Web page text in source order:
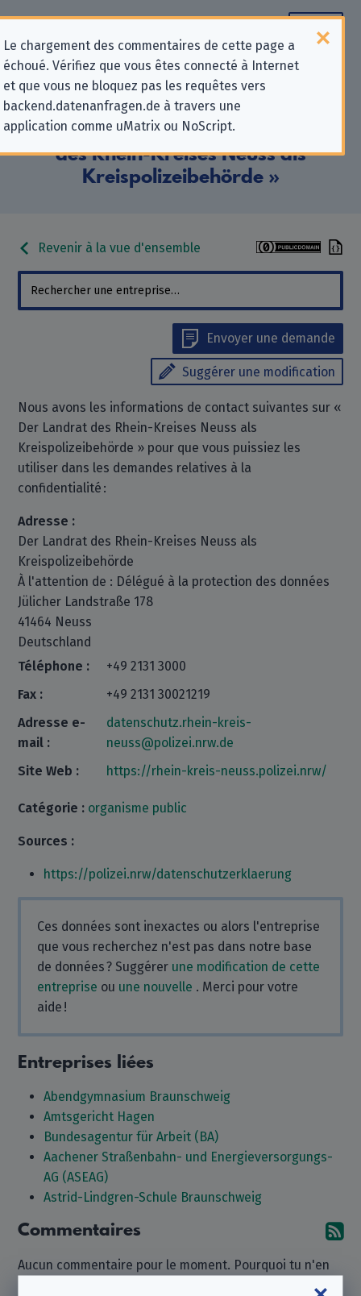
Le chargement des commentaires de cette page a
échoué. Vérifiez que vous êtes connecté à Internet
et que vous ne bloquez pas les requêtes vers
backend.datenanfragen.de à travers une
application comme uMatrix ou NoScript.
Informations de contact pour les
demandes relatives à la protection
de la vie privée pour « Der Landrat
des Rhein-Kreises Neuss als
Kreispolizeibehörde »
Revenir à la vue d'ensemble
Envoyer une demande
Suggérer une modification
Nous avons les informations de contact suivantes sur «
Der Landrat des Rhein-Kreises Neuss als
Kreispolizeibehörde » pour que vous puissiez les
utiliser dans les demandes relatives à la
confidentialité :
Adresse :
Der Landrat des Rhein-Kreises Neuss als
Kreispolizeibehörde
À l'attention de : Délégué à la protection des données
Jülicher Landstraße 178
41464 Neuss
Deutschland
Téléphone :
+49 2131 3000
Fax :
+49 2131 30021219
Adresse e-
mail :
datenschutz.rhein-kreis-
neuss@polizei.nrw.de
Site Web :
https://rhein-kreis-neuss.polizei.nrw/
Catégorie : organisme public
Sources :
https://polizei.nrw/datenschutzerklaerung
Ces données sont inexactes ou alors l'entreprise
que vous recherchez n'est pas dans notre base
de données ? Suggérer une modification de cette
entreprise ou une nouvelle . Merci pour votre
aide !
Entreprises liées
Abendgymnasium Braunschweig
Amtsgericht Hagen
Bundesagentur für Arbeit (BA)
Aachener Straßenbahn- und Energieversorgungs-
AG (ASEAG)
Astrid-Lindgren-Schule Braunschweig
Commentaires
Aucun commentaire pour le moment. Pourquoi tu n'en